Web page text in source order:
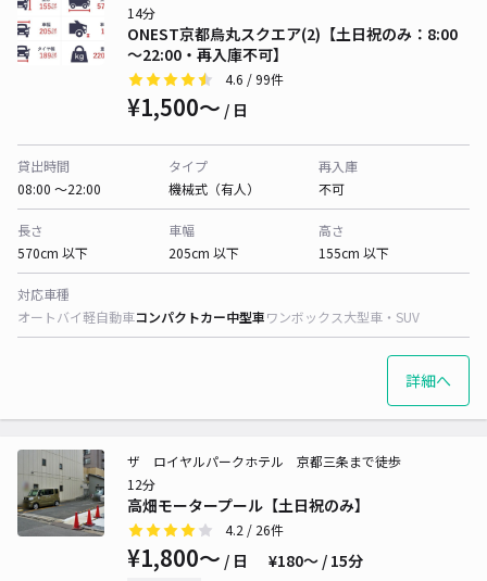
ONEST京都烏丸スクエア(2)【土日祝のみ：8:00
～22:00・再入庫不可】
14分
4.6 / 99件
¥1,500〜 / 日
貸出時間
08:00 〜22:00
タイプ
機械式（有人）
再入庫
不可
長さ
570cm 以下
車幅
205cm 以下
高さ
155cm 以下
対応車種
オートバイ軽自動車コンパクトカー中型車ワンボックス大型車・SUV
詳細へ
高畑モータープール【土日祝のみ】
ザ ロイヤルパークホテル 京都三条まで徒歩
12分
4.2 / 26件
¥1,800〜 / 日 ¥180〜 / 15分